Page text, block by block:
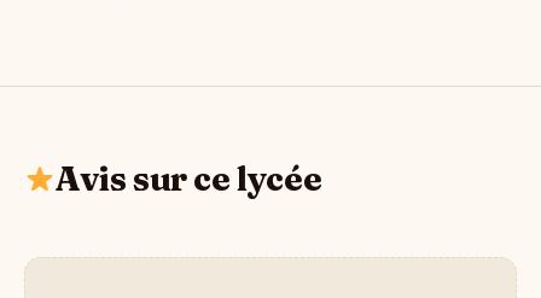
Avis sur ce lycée